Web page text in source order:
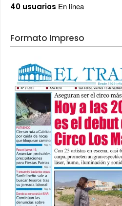
40 usuarios En línea
Formato Impreso